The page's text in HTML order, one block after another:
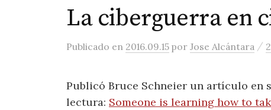
La ciberguerra en
Publicado en 2016.09.15 por Jose Alcántara /
Publicó Bruce Schneier un artículo en
lectura: Someone is learning how to